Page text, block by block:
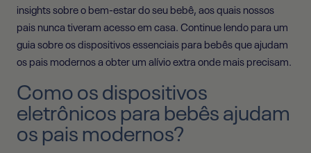
insights sobre o bem-estar do seu bebê, aos quais nossos
pais nunca tiveram acesso em casa. Continue lendo para um
guia sobre os dispositivos essenciais para bebês que ajudam
os pais modernos a obter um alívio extra onde mais precisam.
Como os dispositivos
eletrônicos para bebês ajudam
os pais modernos?